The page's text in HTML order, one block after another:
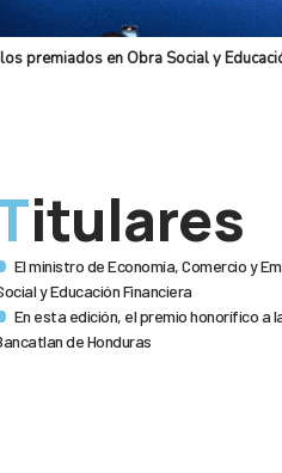
premiados en Obra Social y
Titulares
El ministro de Economía, Comercio y
y Educación Financiera
En esta edición, el premio honorífico a
de Honduras